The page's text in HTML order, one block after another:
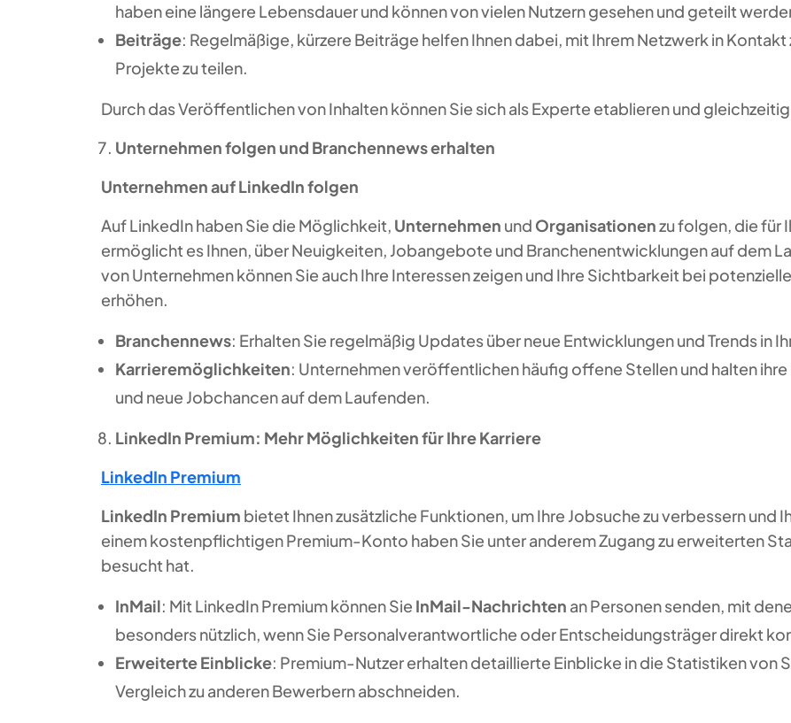
haben eine längere Lebensdauer und können von vielen Nutzern gesehen und geteilt
Beiträge: Regelmäßige, kürzere Beiträge helfen Ihnen dabei, mit Ihrem Netzwerk in
Projekte zu teilen.
Durch das Veröffentlichen von Inhalten können Sie sich als Experte etablieren und
Unternehmen folgen und Branchennews erhalten
Unternehmen auf LinkedIn folgen
Auf LinkedIn haben Sie die Möglichkeit, Unternehmen und Organisationenzu folgen, die für
ermöglicht es Ihnen, über Neuigkeiten, Jobangebote und Branchenentwicklungen auf dem
von Unternehmen können Sie auch Ihre Interessen zeigen und Ihre Sichtbarkeit bei
erhöhen.
Branchennews: Erhalten Sie regelmäßig Updates über neue Entwicklungen und Trends in
Karrieremöglichkeiten: Unternehmen veröffentlichen häufig offene Stellen und halten
und neue Jobchancen auf dem Laufenden.
LinkedIn Premium: Mehr Möglichkeiten für Ihre Karriere
LinkedIn Premium
LinkedIn Premium bietet Ihnen zusätzliche Funktionen, um Ihre Jobsuche zu verbessern und
einem kostenpflichtigen Premium-Konto haben Sie unter anderem Zugang zu erweiterten
besucht hat.
InMail: Mit LinkedIn Premium können Sie InMail-Nachrichten an Personen senden, mit
besonders nützlich, wenn Sie Personalverantwortliche oder Entscheidungsträger direkt
Erweiterte Einblicke: Premium-Nutzer erhalten detaillierte Einblicke in die Statistiken von
Vergleich zu anderen Bewerbern abschneiden.